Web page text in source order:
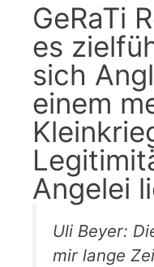
GeRaTi
es
sich
einem
Angelei
Uli Beyer:
mir lange